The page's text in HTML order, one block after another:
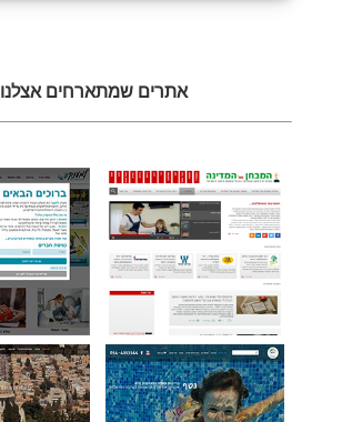
אתרים שמתארחים אצלנו